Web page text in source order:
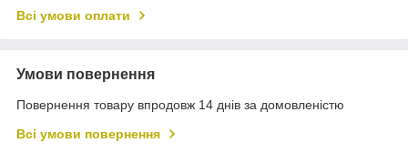
Всі умови оплати
Умови повернення
Повернення товару впродовж 14 днів за домовленістю
Всі умови повернення